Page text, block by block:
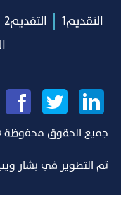
التقديم1 التقديم2
جميع الحقوق محفوظة ©
تم التطوير في بشار